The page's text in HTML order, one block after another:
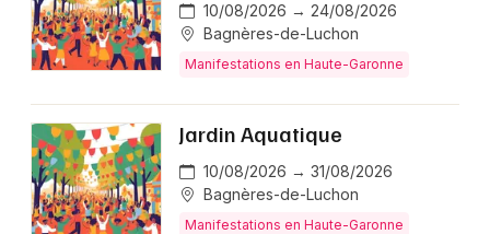
10/08/2026 → 24/08/2026
Bagnères-de-Luchon
Manifestations en Haute-Garonne
Jardin Aquatique
10/08/2026 → 31/08/2026
Bagnères-de-Luchon
Manifestations en Haute-Garonne